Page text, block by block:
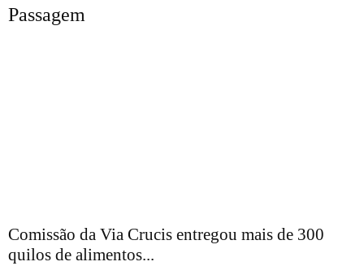
Passagem
Comissão da Via Crucis entregou mais de 300
quilos de alimentos...